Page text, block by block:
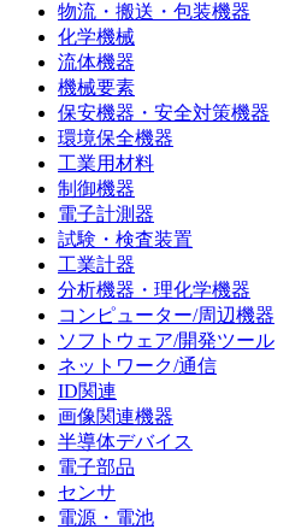
物流・搬送・包装機器
化学機械
流体機器
機械要素
保安機器・安全対策機器
環境保全機器
工業用材料
制御機器
電子計測器
試験・検査装置
工業計器
分析機器・理化学機器
コンピューター/周辺機器
ソフトウェア/開発ツール
ネットワーク/通信
ID関連
画像関連機器
半導体デバイス
電子部品
センサ
電源・電池